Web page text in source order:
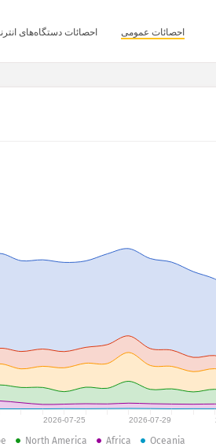
احصائات عمومی احصائات دستگاه‌های
2026-07-25 2026-07-29
North America Africa Oceania